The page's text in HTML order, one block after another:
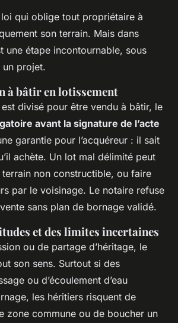
loi qui oblige tout propriétaire à
son terrain. Mais dans
une étape incontournable, sous
un projet.
à bâtir en lotissement
est divisé pour être vendu à bâtir, le
avant la signature de l’acte
garantie pour l’acquéreur : il sait
achète. Un lot mal délimité peut
non constructible, ou faire
par le voisinage. Le notaire refuse
sans plan de bornage validé.
et des limites incertaines
ou de partage d’héritage, le
son sens. Surtout si des
ou d’écoulement d’eau
les héritiers risquent de
zone commune ou de boucher un